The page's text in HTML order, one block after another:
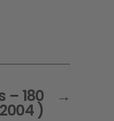
→
– 180
)